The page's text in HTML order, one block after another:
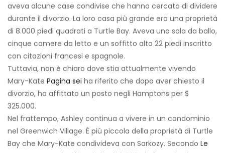
aveva alcune case condivise che hanno cercato di dividere
durante il divorzio. La loro casa più grande era una proprietà
di 8.000 piedi quadrati a Turtle Bay. Aveva una sala da ballo,
cinque camere da letto e un soffitto alto 22 piedi inscritto
con citazioni francesi e spagnole.
Tuttavia, non è chiaro dove stia attualmente vivendo
Mary-Kate Pagina sei ha riferito che dopo aver chiesto il
divorzio, ha affittato un posto negli Hamptons per $
325.000.
Nel frattempo, Ashley continua a vivere in un condominio
nel Greenwich Village. È più piccola della proprietà di Turtle
Bay che Mary-Kate condivideva con Sarkozy. Secondo Le